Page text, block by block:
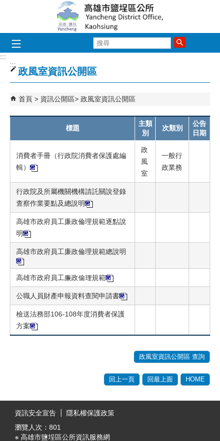
跳到主要內容區塊
尋
:::
:::
政風室資訊公開區
首頁 資訊公開區 政風室資訊公開區
標題
主類
別
次類別
公告
日期
消費者手冊（行政院消費者保護處編
輯）
政
風
室
一般行
政業務
行政院及所屬機關機構請託關說登錄
查察作業要點及總說明
高雄市政府員工廉政倫理規範逐點說
明
高雄市政府員工廉政倫理規範總說明
高雄市政府員工廉政倫理規範
公職人員財產申報資料查閱申請書
檢送法務部106-108年度消費者保護
方案
政風室資訊公開區 查詢
回上一頁 回最上面 HOME
資訊安全宣告
隱私權保護政策
瀏覽人次： 801
※ 高雄市鹽埕區公所資訊服務網